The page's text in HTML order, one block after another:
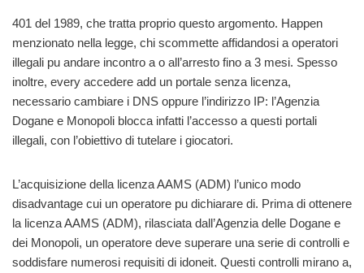
401 del 1989, che tratta proprio questo argomento. Happen
menzionato nella legge, chi scommette affidandosi a operatori
illegali pu andare incontro a o all’arresto fino a 3 mesi. Spesso
inoltre, every accedere add un portale senza licenza,
necessario cambiare i DNS oppure l’indirizzo IP: l’Agenzia
Dogane e Monopoli blocca infatti l’accesso a questi portali
illegali, con l’obiettivo di tutelare i giocatori.
L’acquisizione della licenza AAMS (ADM) l’unico modo
disadvantage cui un operatore pu dichiarare di. Prima di ottenere
la licenza AAMS (ADM), rilasciata dall’Agenzia delle Dogane e
dei Monopoli, un operatore deve superare una serie di controlli e
soddisfare numerosi requisiti di idoneit. Questi controlli mirano a,